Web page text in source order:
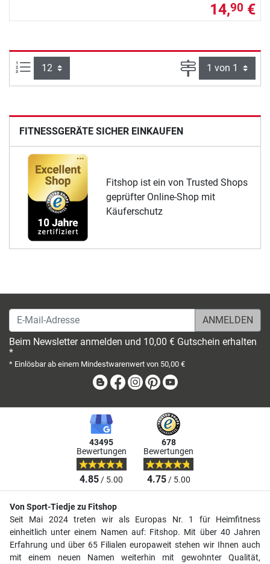
14,90 €
Artikel pro Seite: Seite
FITNESSGERÄTE SICHER EINKAUFEN
Fitshop ist ein von Trusted Shops
geprüfter Online-Shop mit
Käuferschutz
E-Mail-Adresse
Beim Newsletter anmelden und 10,00 € Gutschein erhalten
*
* Einlösbar ab einem Mindestwarenwert von 50,00 €
BlogFacebook
Instagram
Pinterest
43495
Bewertungen
4.85/ 5.00
678
Bewertungen
4.75/ 5.00
Von Sport-Tiedje zu Fitshop
Seit Mai 2024 treten wir als Europas Nr. 1 für Heimfitness
einheitlich unter einem Namen auf: Fitshop. Mit über 40 Jahren
Erfahrung und über 65 Filialen europaweit stehen wir Ihnen auch
mit einem neuen Namen weiterhin mit gewohnter Qualität,